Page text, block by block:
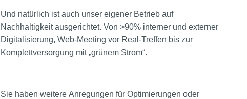
Und natürlich ist auch unser eigener Betrieb auf
Nachhaltigkeit ausgerichtet. Von >90% interner und externer
Digitalisierung, Web-Meeting vor Real-Treffen bis zur
Komplettversorgung mit „grünem Strom“.
Sie haben weitere Anregungen für Optimierungen oder